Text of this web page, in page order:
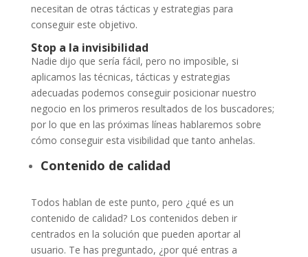
necesitan de otras tácticas y estrategias para
conseguir este objetivo.
Stop a la invisibilidad
Nadie dijo que sería fácil, pero no imposible, si
aplicamos las técnicas, tácticas y estrategias
adecuadas podemos conseguir posicionar nuestro
negocio en los primeros resultados de los buscadores;
por lo que en las próximas líneas hablaremos sobre
cómo conseguir esta visibilidad que tanto anhelas.
Contenido de calidad
Todos hablan de este punto, pero ¿qué es un
contenido de calidad? Los contenidos deben ir
centrados en la solución que pueden aportar al
usuario. Te has preguntado, ¿por qué entras a